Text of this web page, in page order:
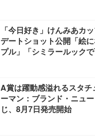
「今日好き」けんみあカ
デートショット公開「絵
プル」「シミラールック
A賞は躍動感溢れるスタ
ーマン：ブランド・ニュ
じ、8月7日発売開始